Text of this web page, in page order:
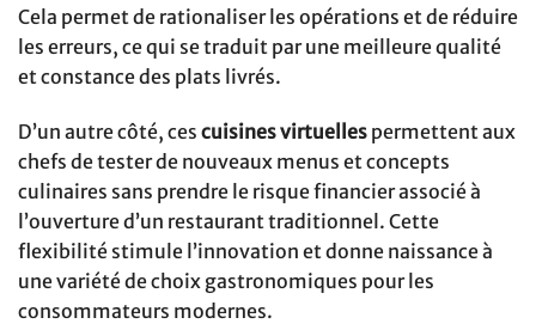
Cela permet de rationaliser les opérations et de réduire
les erreurs, ce qui se traduit par une meilleure qualité
et constance des plats livrés.
D’un autre côté, ces cuisines virtuelles permettent aux
chefs de tester de nouveaux menus et concepts
culinaires sans prendre le risque financier associé à
l’ouverture d’un restaurant traditionnel. Cette
flexibilité stimule l’innovation et donne naissance à
une variété de choix gastronomiques pour les
consommateurs modernes.